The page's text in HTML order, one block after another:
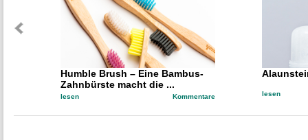
Humble Brush – Eine Bambus-
Zahnbürste macht die ...
lesen Kommentare lesen